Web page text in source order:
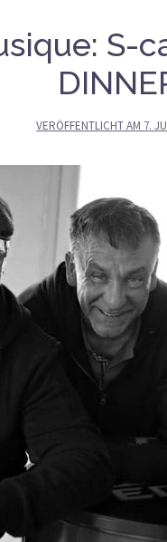
S-
VERÖFFENTLICHT AM 7.